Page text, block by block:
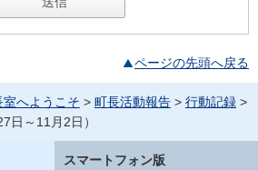
ページの先頭へ戻る
室へようこそ > 町長活動報告 > 行動記録 >
日～11月2日）
スマートフォン版